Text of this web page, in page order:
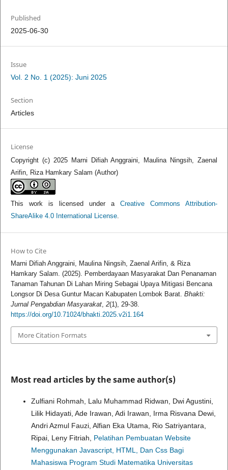
Published
2025-06-30
Issue
Vol. 2 No. 1 (2025): Juni 2025
Section
Articles
License
Copyright (c) 2025 Marni Difiah Anggraini, Maulina Ningsih, Zaenal
Arifin, Riza Hamkary Salam (Author)
This work is licensed under aCreative Commons Attribution-
ShareAlike 4.0 International License.
How to Cite
Marni Difiah Anggraini, Maulina Ningsih, Zaenal Arifin, & Riza
Hamkary Salam. (2025). Pemberdayaan Masyarakat Dan Penanaman
Tanaman Tahunan Di Lahan Miring Sebagai Upaya Mitigasi Bencana
Longsor Di Desa Guntur Macan Kabupaten Lombok Barat. Bhakti:
Jurnal Pengabdian Masyarakat, 2(1), 29-38.
https://doi.org/10.71024/bhakti.2025.v2i1.164
More Citation Formats
Most read articles by the same author(s)
Zulfiani Rohmah, Lalu Muhammad Ridwan, Dwi Agustini,
Lilik Hidayati, Ade Irawan, Adi Irawan, Irma Risvana Dewi,
Andri Azmul Fauzi, Alfian Eka Utama, Rio Satriyantara,
Ripai, Leny Fitriah, Pelatihan Pembuatan Website
Menggunakan Javascript, HTML, Dan Css Bagi
Mahasiswa Program Studi Matematika Universitas